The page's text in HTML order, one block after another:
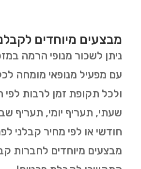
מבצעים מיוחדים
ניתן לשכור מנופי הרמה
עם מפעיל מנופאי מומחה
ולכל תקופת זמן לרבות לפי
שעתי, תעריף יומי, תעריף
חודשי או לפי מחיר קבלני
מבצעים מיוחדים לחברות